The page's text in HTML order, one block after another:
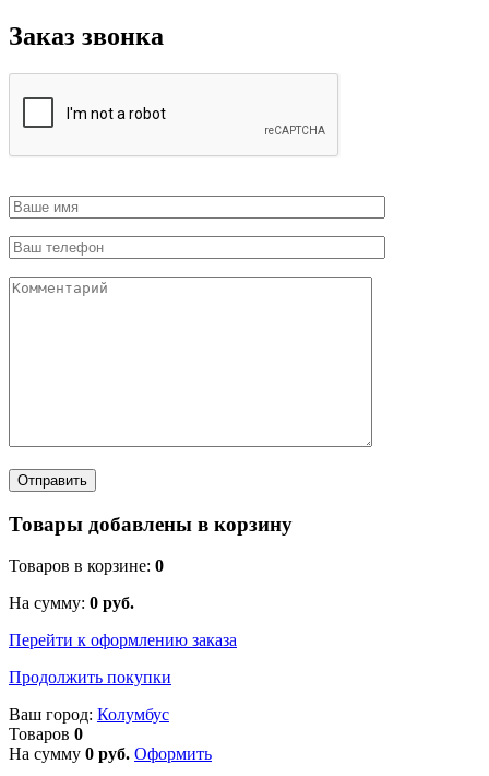
Заказ звонка
Товары добавлены в корзину
Товаров в корзине: 0
На сумму: 0 руб.
Перейти к оформлению заказа
Продолжить покупки
Ваш город: Колумбус
Товаров 0
На сумму 0 руб. Оформить